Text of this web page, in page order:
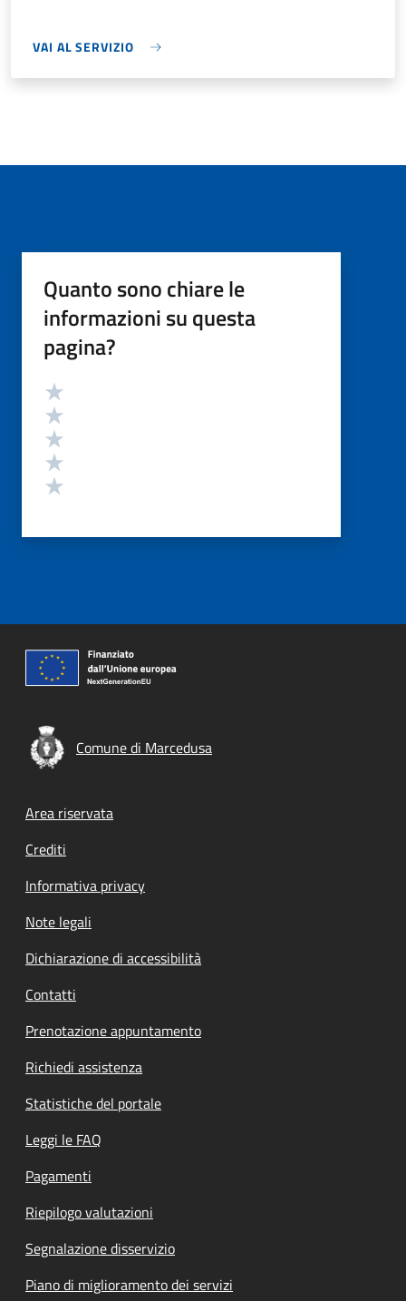
VAI AL SERVIZIO
Quanto sono chiare le
informazioni su questa
pagina?
Valutazione
Comune di Marcedusa
Footer menu
Area riservata
Crediti
Informativa privacy
Note legali
Dichiarazione di accessibilità
Contatti
Prenotazione appuntamento
Richiedi assistenza
Statistiche del portale
Leggi le FAQ
Pagamenti
Riepilogo valutazioni
Segnalazione disservizio
Piano di miglioramento dei servizi